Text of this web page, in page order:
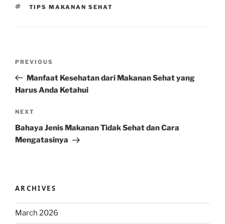
TAGS
TIPS MAKANAN SEHAT
Previous
Post
PREVIOUS
Manfaat Kesehatan dari Makanan Sehat yang
Harus Anda Ketahui
Next
Post
NEXT
Bahaya Jenis Makanan Tidak Sehat dan Cara
Mengatasinya
ARCHIVES
March 2026